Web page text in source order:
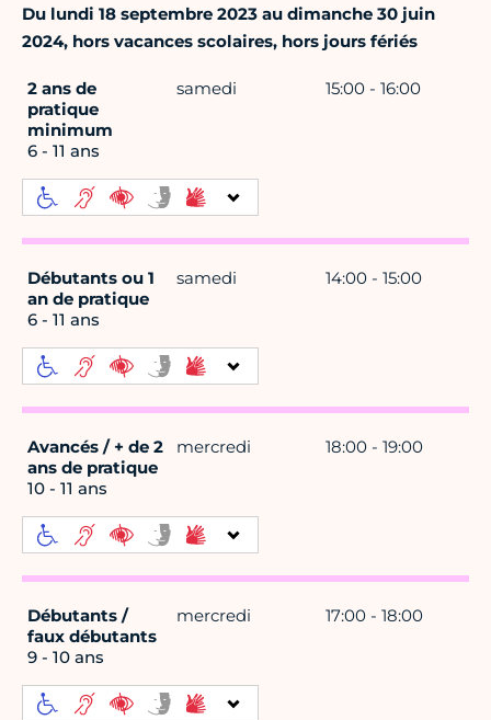
Du lundi 18 septembre 2023 au dimanche 30 juin
2024, hors vacances scolaires, hors jours fériés
2 ans de
pratique
minimum
6 - 11 ans
samedi 15:00 - 16:00
Débutants ou 1
an de pratique
6 - 11 ans
samedi 14:00 - 15:00
Avancés / + de 2
ans de pratique
10 - 11 ans
mercredi 18:00 - 19:00
Débutants /
faux débutants
9 - 10 ans
mercredi 17:00 - 18:00